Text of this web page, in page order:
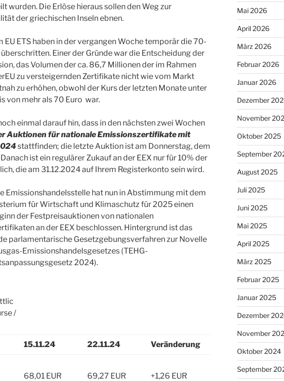
wurden. Die Erlöse hieraus sollen den Weg zur
der griechischen Inseln ebnen.
EU ETS haben in der vergangen Woche temporär die 70-
Einer der Gründe war die Entscheidung der
das Volumen der ca. 86,7 Millionen der im Rahmen
zu versteigernden Zertifikate nicht wie vom Markt
zu erhöhen, obwohl der Kurs der letzten Monate unter
von mehr als 70 Euro war.
einmal darauf hin, dass in den nächsten zwei Wochen
Auktionen für nationale Emissionszertifikate mit
stattfinden; die letzte Auktion ist am Donnerstag, dem
ist ein regulärer Zukauf an der EEX nur für 10% der
die am 31.12.2024 auf Ihrem Registerkonto sein wird.
Emissionshandelsstelle hat nun in Abstimmung mit dem
für Wirtschaft und Klimaschutz für 2025 einen
der Festpreisauktionen von nationalen
an der EEX beschlossen. Hintergrund ist das
parlamentarische Gesetzgebungsverfahren zur Novelle
Emissionshandelsgesetzes (TEHG-
2024).
/
15.11.24 22.11.24 Veränderung
68,01 EUR 69,27 EUR +1,26 EUR
Mai 2026
April 2026
März 2026
Februar 2026
Januar 2026
Dezember
November
Oktober 2025
September
August 2025
Juli 2025
Juni 2025
Mai 2025
April 2025
März 2025
Februar 2025
Januar 2025
Dezember
November
Oktober 2024
September